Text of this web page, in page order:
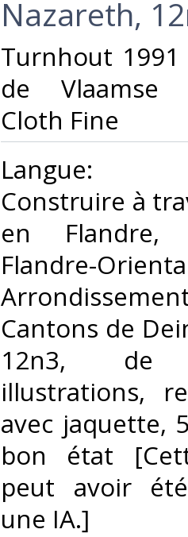
Nazareth,
‎Turnhout
de Vlaamse
Cloth Fine ‎
‎Langue:
Construire à
en Flandre,
Flandre-
Cantons de
12n3, de
illustrations,
avec jaquette,
bon état
peut avoir
une IA.]‎